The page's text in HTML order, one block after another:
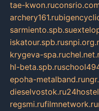
tae-kwon.ru
archery161.ru
sarmiento.spb.su
iskatour.spb.ru
krygeva-spa.ru
hl-beta.spb.ru
epoha-metalband.ru
dieselvostok.ru
regsmi.rufilmnetwork.ru